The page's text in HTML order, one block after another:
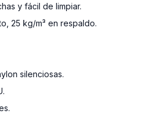
y fácil de limpiar.
25 kg/m³ en respaldo.
silenciosas.